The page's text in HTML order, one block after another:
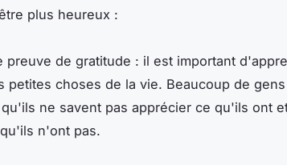
plus heureux :
preuve de gratitude : il est important
petites choses de la vie. Beaucoup de
ne savent pas apprécier ce qu'ils ont
n'ont pas.